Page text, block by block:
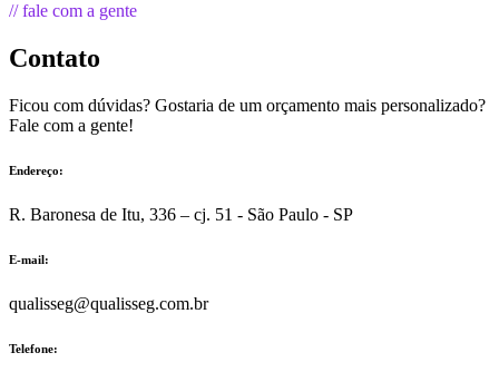
// fale com a gente
Contato
Ficou com dúvidas? Gostaria de um orçamento mais personalizado?
Fale com a gente!
Endereço:
R. Baronesa de Itu, 336 – cj. 51 - São Paulo - SP
E-mail:
qualisseg@qualisseg.com.br
Telefone: